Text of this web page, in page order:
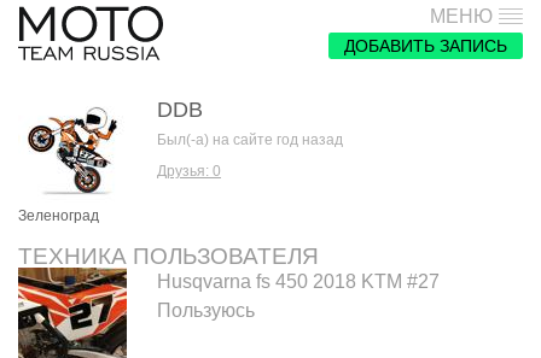
МЕНЮ
ДОБАВИТЬ ЗАПИСЬ
Зеленоград
DDB
Был(-а) на сайте год назад
Друзья: 0
ТЕХНИКА ПОЛЬЗОВАТЕЛЯ
Husqvarna fs 450 2018 KTM #27
Пользуюсь